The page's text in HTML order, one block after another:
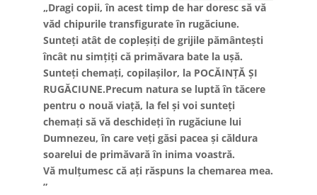
„Dragi copii, în acest timp de har doresc să vă
văd chipurile transfigurate în rugăciune.
Sunteți atât de copleșiți de grijile pământești
încât nu simțiți că primăvara bate la ușă.
Sunteți chemați, copilașilor, la POCĂINȚĂ ȘI
RUGĂCIUNE.Precum natura se luptă în tăcere
pentru o nouă viață, la fel și voi sunteți
chemați să vă deschideți în rugăciune lui
Dumnezeu, în care veți găsi pacea și căldura
soarelui de primăvară în inima voastră.
Vă mulțumesc că ați răspuns la chemarea mea.
”